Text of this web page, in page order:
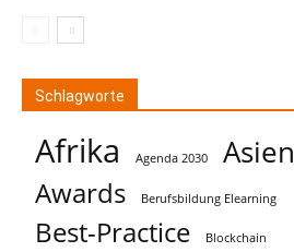
Schlagworte
Afrika Agenda 2030 Asien
Awards Berufsbildung Elearning
Best-Practice Blockchain